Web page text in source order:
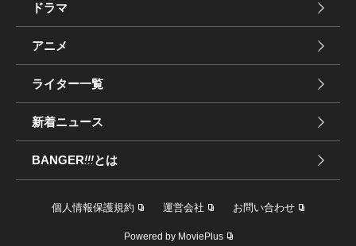
ドラマ
アニメ
ライター一覧
新着ニュース
BANGER!!!とは
個人情報保護規約 運営会社 お問い合わせ
Powered by MoviePlus